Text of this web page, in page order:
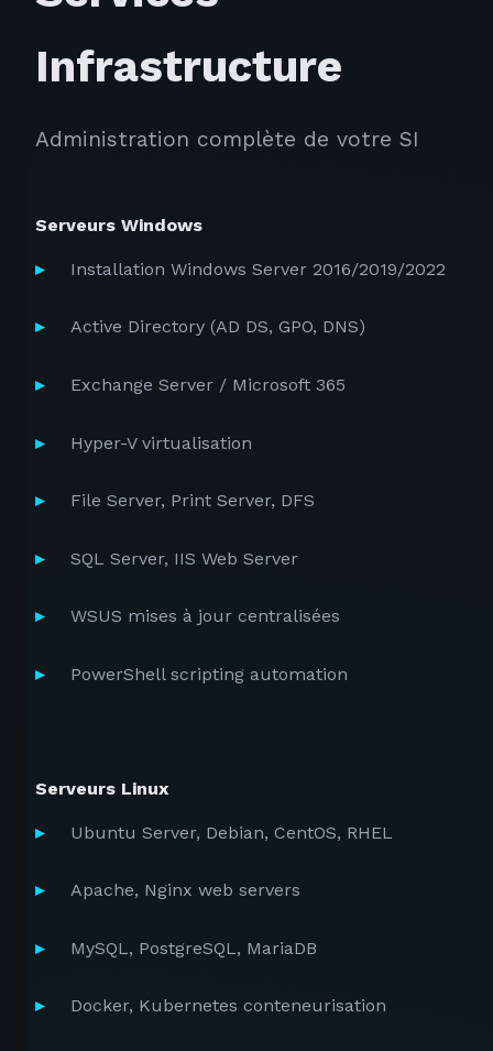
Infrastructure
Administration complète de votre SI
Serveurs Windows
Installation Windows Server 2016/2019/2022
Active Directory (AD DS, GPO, DNS)
Exchange Server / Microsoft 365
Hyper-V virtualisation
File Server, Print Server, DFS
SQL Server, IIS Web Server
WSUS mises à jour centralisées
PowerShell scripting automation
Serveurs Linux
Ubuntu Server, Debian, CentOS, RHEL
Apache, Nginx web servers
MySQL, PostgreSQL, MariaDB
Docker, Kubernetes conteneurisation